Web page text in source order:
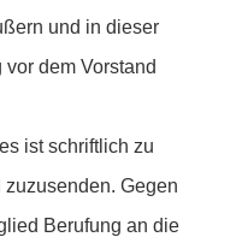
und in dieser
dem Vorstand
ist schriftlich zu
Gegen
Berufung an die